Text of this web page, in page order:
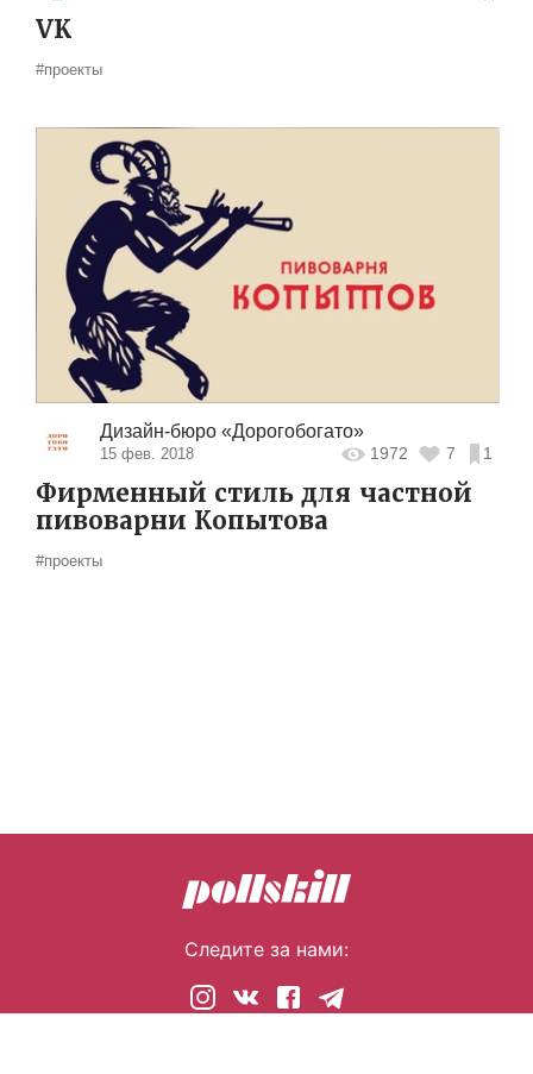
VK
#проекты
Дизайн-бюро «Дорогобогато»
15 фев. 2018 1972 7 1
Фирменный стиль для частной
пивоварни Копытова
#проекты
Следите за нами: